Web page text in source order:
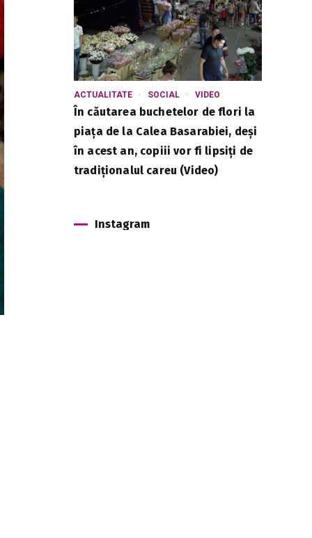
ACTUALITATE SOCIAL VIDEO
În căutarea buchetelor de flori la
piața de la Calea Basarabiei, deși
în acest an, copiii vor fi lipsiți de
tradiționalul careu (Video)
Instagram